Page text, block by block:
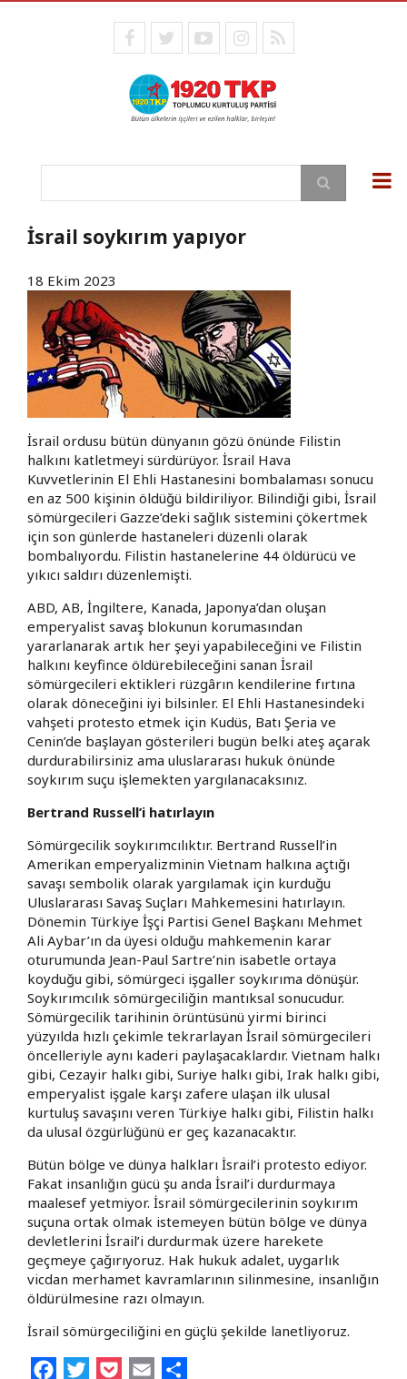
facebooktwitteryoutubeinstagram
RSS
Ara
İsrail soykırım yapıyor
18 Ekim 2023
İsrail ordusu bütün dünyanın gözü önünde Filistin
halkını katletmeyi sürdürüyor. İsrail Hava
Kuvvetlerinin El Ehli Hastanesini bombalaması sonucu
en az 500 kişinin öldüğü bildiriliyor. Bilindiği gibi, İsrail
sömürgecileri Gazze’deki sağlık sistemini çökertmek
için son günlerde hastaneleri düzenli olarak
bombalıyordu. Filistin hastanelerine 44 öldürücü ve
yıkıcı saldırı düzenlemişti.
ABD, AB, İngiltere, Kanada, Japonya’dan oluşan
emperyalist savaş blokunun korumasından
yararlanarak artık her şeyi yapabileceğini ve Filistin
halkını keyfince öldürebileceğini sanan İsrail
sömürgecileri ektikleri rüzgârın kendilerine fırtına
olarak döneceğini iyi bilsinler. El Ehli Hastanesindeki
vahşeti protesto etmek için Kudüs, Batı Şeria ve
Cenin’de başlayan gösterileri bugün belki ateş açarak
durdurabilirsiniz ama uluslararası hukuk önünde
soykırım suçu işlemekten yargılanacaksınız.
Bertrand Russell’i hatırlayın
Sömürgecilik soykırımcılıktır. Bertrand Russell’in
Amerikan emperyalizminin Vietnam halkına açtığı
savaşı sembolik olarak yargılamak için kurduğu
Uluslararası Savaş Suçları Mahkemesini hatırlayın.
Dönemin Türkiye İşçi Partisi Genel Başkanı Mehmet
Ali Aybar’ın da üyesi olduğu mahkemenin karar
oturumunda Jean-Paul Sartre’nin isabetle ortaya
koyduğu gibi, sömürgeci işgaller soykırıma dönüşür.
Soykırımcılık sömürgeciliğin mantıksal sonucudur.
Sömürgecilik tarihinin örüntüsünü yirmi birinci
yüzyılda hızlı çekimle tekrarlayan İsrail sömürgecileri
öncelleriyle aynı kaderi paylaşacaklardır. Vietnam halkı
gibi, Cezayir halkı gibi, Suriye halkı gibi, Irak halkı gibi,
emperyalist işgale karşı zafere ulaşan ilk ulusal
kurtuluş savaşını veren Türkiye halkı gibi, Filistin halkı
da ulusal özgürlüğünü er geç kazanacaktır.
Bütün bölge ve dünya halkları İsrail’i protesto ediyor.
Fakat insanlığın gücü şu anda İsrail’i durdurmaya
maalesef yetmiyor. İsrail sömürgecilerinin soykırım
suçuna ortak olmak istemeyen bütün bölge ve dünya
devletlerini İsrail’i durdurmak üzere harekete
geçmeye çağırıyoruz. Hak hukuk adalet, uygarlık
vicdan merhamet kavramlarının silinmesine, insanlığın
öldürülmesine razı olmayın.
İsrail sömürgeciliğini en güçlü şekilde lanetliyoruz.
FacebookTwitterPocketEmail